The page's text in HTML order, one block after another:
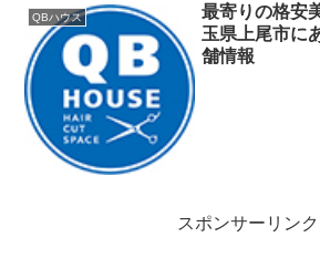
QBハウス
最寄りの格安
玉県上尾市に
舗情報
スポンサーリンク